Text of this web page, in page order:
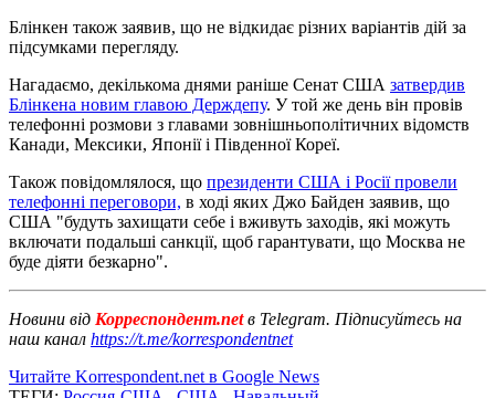
Блінкен також заявив, що не відкидає різних варіантів дій за
підсумками перегляду.
Нагадаємо, декількома днями раніше Сенат США затвердив
Блінкена новим главою Держдепу. У той же день він провів
телефонні розмови з главами зовнішньополітичних відомств
Канади, Мексики, Японії і Південної Кореї.
Також повідомлялося, що президенти США і Росії провели
телефонні переговори, в ході яких Джо Байден заявив, що
США "будуть захищати себе і вживуть заходів, які можуть
включати подальші санкції, щоб гарантувати, що Москва не
буде діяти безкарно".
Новини від Корреспондент.netв Telegram. Підписуйтесь на
наш канал https://t.me/korrespondentnet
Читайте Korrespondent.net в Google News